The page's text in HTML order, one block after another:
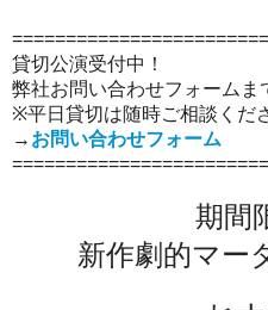
貸切公演受付中！
弊社お問い合わせフォームま
※平日貸切は随時ご相談くだ
→ お問い合わせフォーム
期間
新作劇的マー